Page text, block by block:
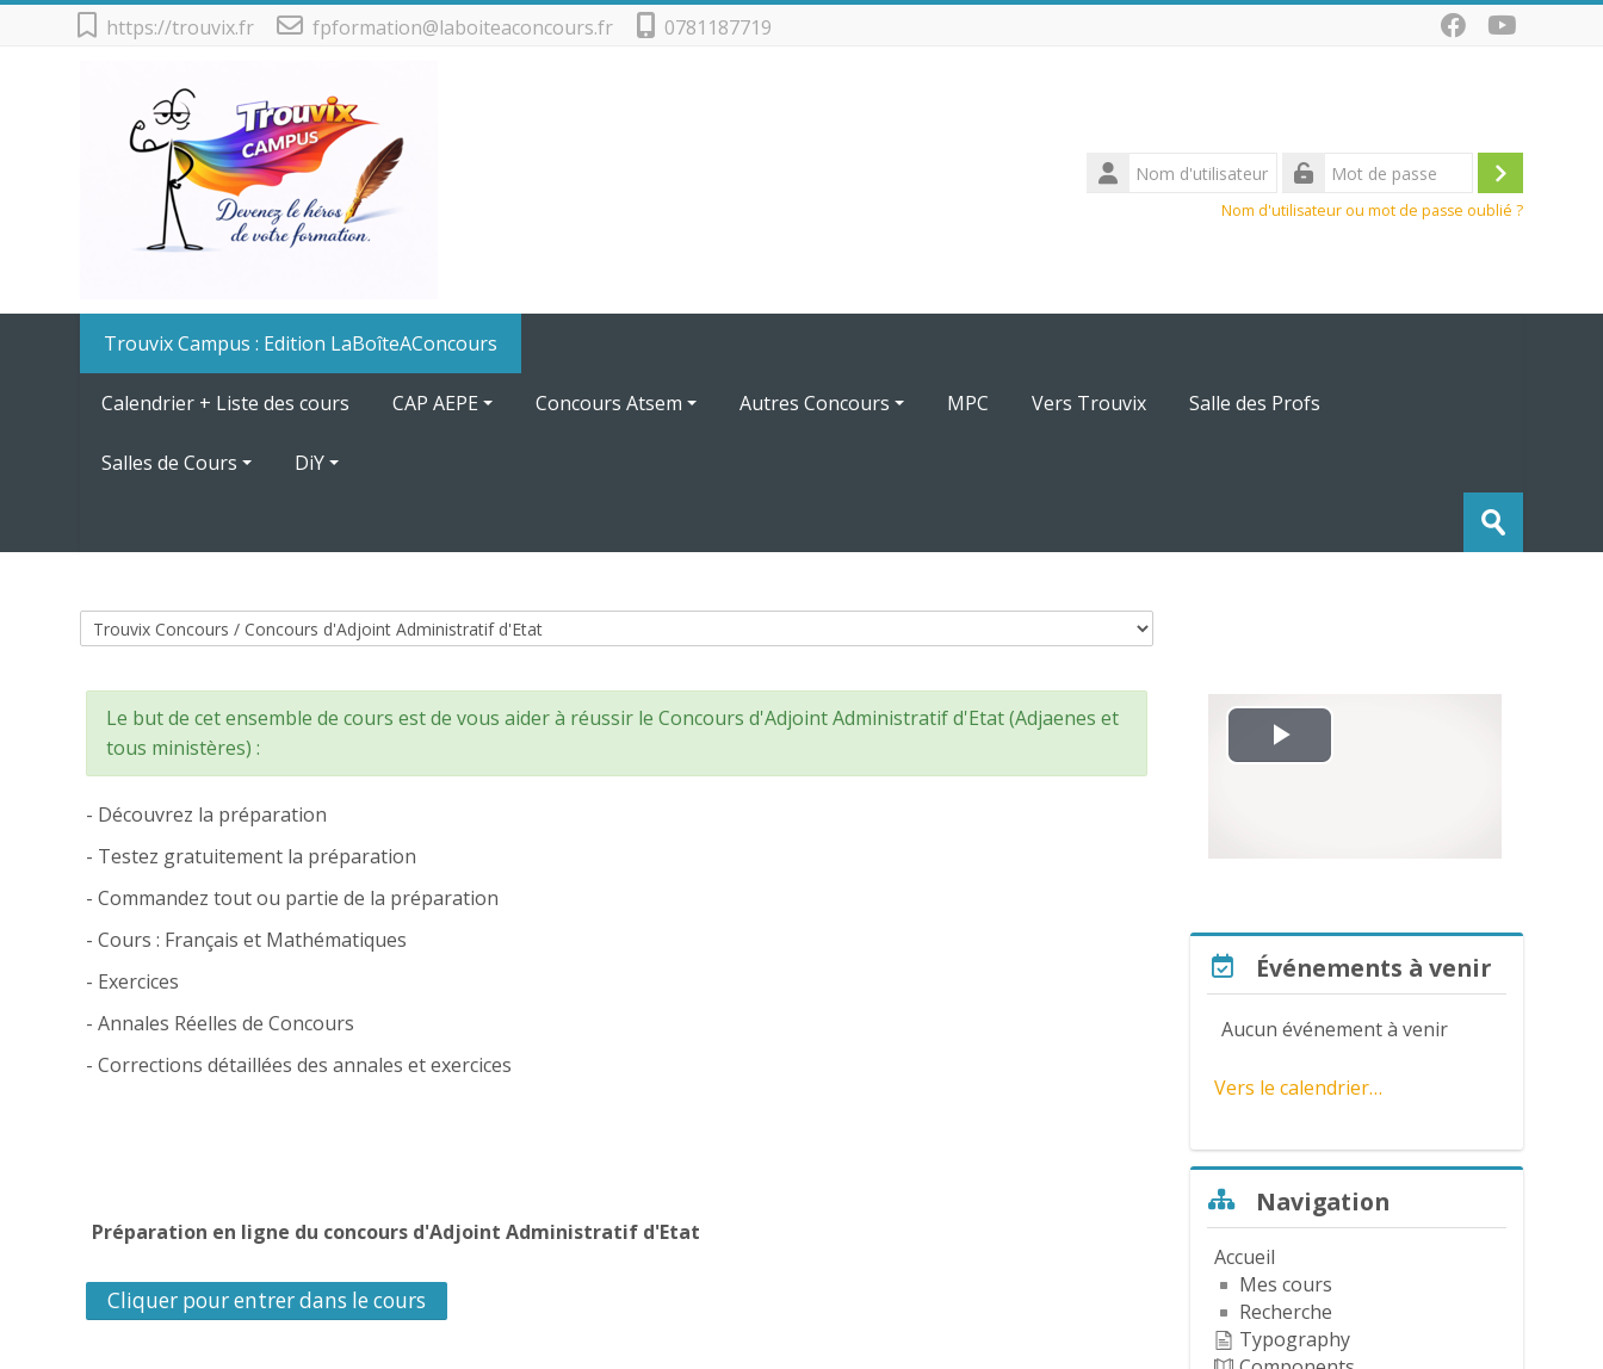
Passer au contenu principal
https://trouvix.fr fpformation@laboiteaconcours.fr 0781187719
Nom
d'utilisateur
Nom d'utilisateur ou mot de passe oublié ?
Trouvix Campus : Edition LaBoîteAConcours
Calendrier + Liste des cours CAP AEPE Concours Atsem Autres Concours MPC Vers Trouvix Salle des Profs
Salles de Cours DiY
Envoyer
Catégories de cours
Le but de cet ensemble de cours est de vous aider à réussir le Concours d'Adjoint Administratif d'Etat (Adjaenes et
tous ministères) :
- Découvrez la préparation
- Testez gratuitement la préparation
- Commandez tout ou partie de la préparation
- Cours : Français et Mathématiques
- Exercices
- Annales Réelles de Concours
- Corrections détaillées des annales et exercices
Préparation en ligne du concours d'Adjoint Administratif d'Etat
Cliquer pour entrer dans le cours
L
e
l
a
v
i
d
é
o
Événements à venir
Aucun événement à venir
Vers le calendrier…
Navigation
Accueil
Mes cours
Recherche
Typography